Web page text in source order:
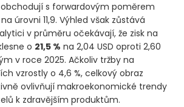
s forwardovým poměrem
na úrovni 11,9. Výhled však zůstává
v průměru očekávají, že zisk na
o 21,5 % na 2,04 USD oproti 2,60
v roce 2025. Ačkoliv tržby na
vzrostly o 4,6 %, celkový obraz
ovlivňují makroekonomické trendy
k zdravějším produktům.